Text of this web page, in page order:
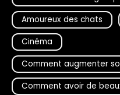
Amoureux des chats
Cinéma
Comment augmenter
Comment avoir de